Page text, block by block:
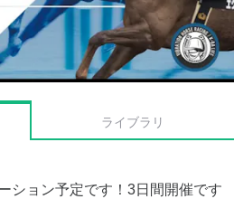
ライブラリ
ション予定です！3日間開催です